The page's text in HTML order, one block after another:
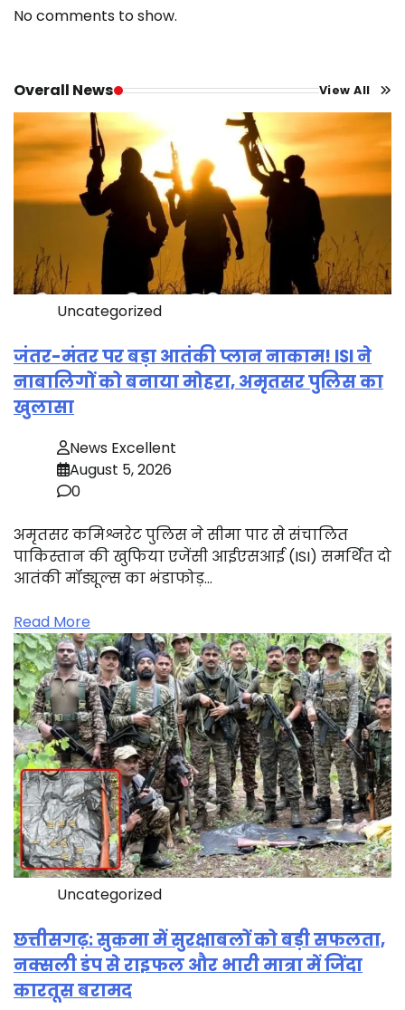
No comments to show.
Overall News View All
Uncategorized
जंतर-मंतर पर बड़ा आतंकी प्लान नाकाम! ISI ने
नाबालिगों को बनाया मोहरा, अमृतसर पुलिस का
खुलासा
News Excellent
August 5, 2026
0
अमृतसर कमिश्नरेट पुलिस ने सीमा पार से संचालित
पाकिस्तान की खुफिया एजेंसी आईएसआई (ISI) समर्थित दो
आतंकी मॉड्यूल्स का भंडाफोड़…
Read More
Uncategorized
छत्तीसगढ़: सुकमा में सुरक्षाबलों को बड़ी सफलता,
नक्सली डंप से राइफल और भारी मात्रा में जिंदा
कारतूस बरामद